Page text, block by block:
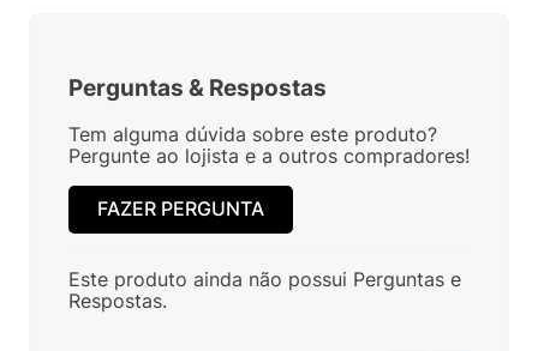
Perguntas & Respostas
Tem alguma dúvida sobre este produto?
Pergunte ao lojista e a outros compradores!
FAZER PERGUNTA
Este produto ainda não possui Perguntas e
Respostas.